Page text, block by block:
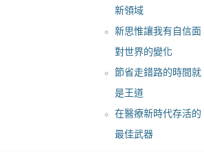
新領域
新思惟讓我有自信面
對世界的變化
節省走錯路的時間就
是王道
在醫療新時代存活的
最佳武器